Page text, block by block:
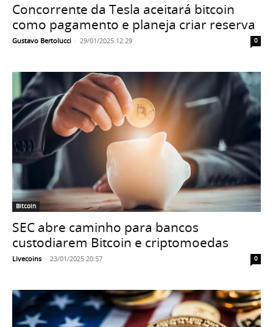
Concorrente da Tesla aceitará bitcoin
como pagamento e planeja criar reserva
Gustavo Bertolucci - 29/01/2025 12:29 0
Bitcoin
SEC abre caminho para bancos
custodiarem Bitcoin e criptomoedas
Livecoins - 23/01/2025 20:57 0